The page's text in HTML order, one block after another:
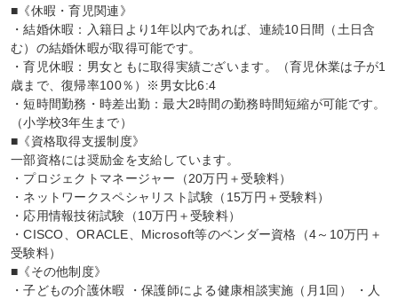
■《休暇・育児関連》
・結婚休暇：入籍日より1年以内であれば、連続10日間（土日含
む）の結婚休暇が取得可能です。
・育児休暇：男女ともに取得実績ございます。（育児休業は子が1
歳まで、復帰率100％）※男女比6:4
・短時間勤務・時差出勤：最大2時間の勤務時間短縮が可能です。
（小学校3年生まで）
■《資格取得支援制度》
一部資格には奨励金を支給しています。
・プロジェクトマネージャー（20万円＋受験料）
・ネットワークスペシャリスト試験（15万円＋受験料）
・応用情報技術試験（10万円＋受験料）
・CISCO、ORACLE、Microsoft等のベンダー資格（4～10万円＋
受験料）
■《その他制度》
・子どもの介護休暇 ・保護師による健康相談実施（月1回） ・人